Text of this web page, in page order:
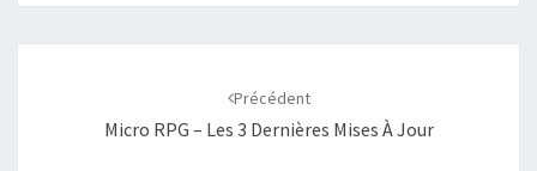
Précédent
Micro RPG – Les 3 Dernières Mises À Jour